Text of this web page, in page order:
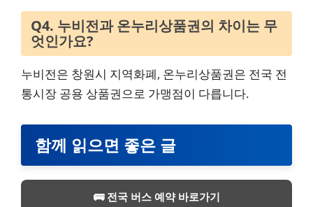
Q4. 누비전과 온누리상품권의 차이는 무
엇인가요?
누비전은 창원시 지역화폐, 온누리상품권은 전국 전
통시장 공용 상품권으로 가맹점이 다릅니다.
함께 읽으면 좋은 글
🚌 전국 버스 예약 바로가기